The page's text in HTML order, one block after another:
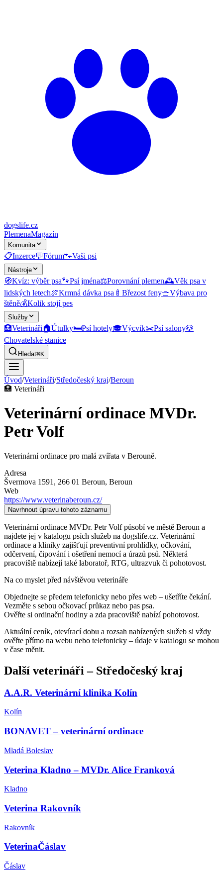
dogslife.cz
PlemenaMagazín
Komunita
📋Inzerce💬Fórum🐾Vaši psi
Nástroje
🧭Kvíz: výběr psa🐾Psí jména⚖️Porovnání plemen🕰️Věk psa v
lidských letech🍖Krmná dávka psa 🍼 Březost feny🧺Výbava pro
štěně💰Kolik stojí pes
Služby
🏥Veterináři🏠Útulky🛏️Psí hotely🎓Výcvik✂️Psí salony🐶
Chovatelské stanice
Hledat⌘K
Úvod/Veterináři/Středočeský kraj/Beroun
🏥 Veterináři
Veterinární ordinace MVDr.
Petr Volf
Veterinární ordinace pro malá zvířata v Berouně.
Adresa
Švermova 1591, 266 01 Beroun, Beroun
Web
https://www.veterinaberoun.cz/
Navrhnout úpravu tohoto záznamu
Veterinární ordinace MVDr. Petr Volf působí ve městě Beroun a
najdete jej v katalogu psích služeb na dogslife.cz. Veterinární
ordinace a kliniky zajišťují preventivní prohlídky, očkování,
odčervení, čipování i ošetření nemocí a úrazů psů. Některá
pracoviště nabízejí také laboratoř, RTG, ultrazvuk či pohotovost.
Na co myslet před návštěvou veterináře
Objednejte se předem telefonicky nebo přes web – ušetříte čekání.
Vezměte s sebou očkovací průkaz nebo pas psa.
Ověřte si ordinační hodiny a zda pracoviště nabízí pohotovost.
Aktuální ceník, otevírací dobu a rozsah nabízených služeb si vždy
ověřte přímo na webu nebo telefonicky – údaje v katalogu se mohou
v čase měnit.
Další veterináři – Středočeský kraj
A.A.R. Veterinární klinika Kolín
Kolín
BONAVET – veterinární ordinace
Mladá Boleslav
Veterina Kladno – MVDr. Alice Franková
Kladno
Veterina Rakovník
Rakovník
VeterinaČáslav
Čáslav